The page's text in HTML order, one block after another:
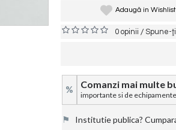
Adaugă in Wishlist
0 opinii /Spune-
% Comanzi mai multe
importante si de
⚑ Institutie publica?